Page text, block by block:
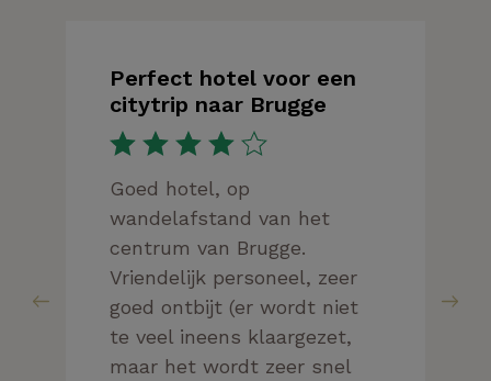
Perfect hotel voor een
citytrip naar Brugge
Goed hotel, op
wandelafstand van het
centrum van Brugge.
Vriendelijk personeel, zeer
goed ontbijt (er wordt niet
te veel ineens klaargezet,
maar het wordt zeer snel